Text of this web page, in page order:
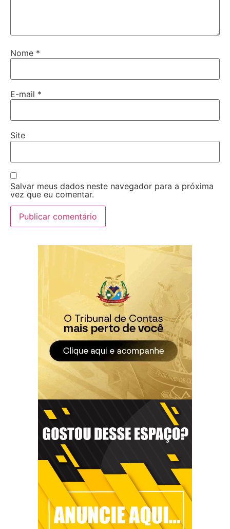
Nome *
E-mail *
Site
Salvar meus dados neste navegador para a próxima
vez que eu comentar.